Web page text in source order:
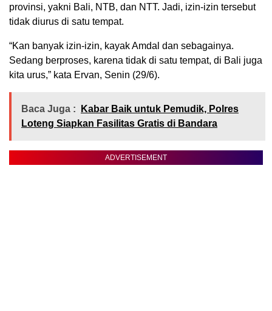
provinsi, yakni Bali, NTB, dan NTT. Jadi, izin-izin tersebut
tidak diurus di satu tempat.
“Kan banyak izin-izin, kayak Amdal dan sebagainya.
Sedang berproses, karena tidak di satu tempat, di Bali juga
kita urus,” kata Ervan, Senin (29/6).
Baca Juga :
Kabar Baik untuk Pemudik, Polres
Loteng Siapkan Fasilitas Gratis di Bandara
ADVERTISEMENT